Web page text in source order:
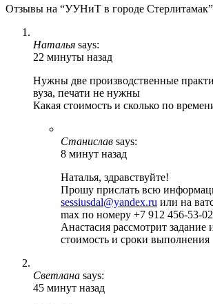
Отзывы на “УУНиТ в городе Стерлитамак”
Наталья says:
22 минуты назад
Нужны две производственные
вуза, печати не нужны
Какая стоимость и сколько по
Станислав says:
8 минут назад
Наталья, здравствуйте!
Прошу прислать всю
sessiusdal@yandex.ru или на
max по номеру +7 912 456-53-
Анастасия рассмотрит задание
стоимость и сроки выполнения
Светлана says:
45 минут назад